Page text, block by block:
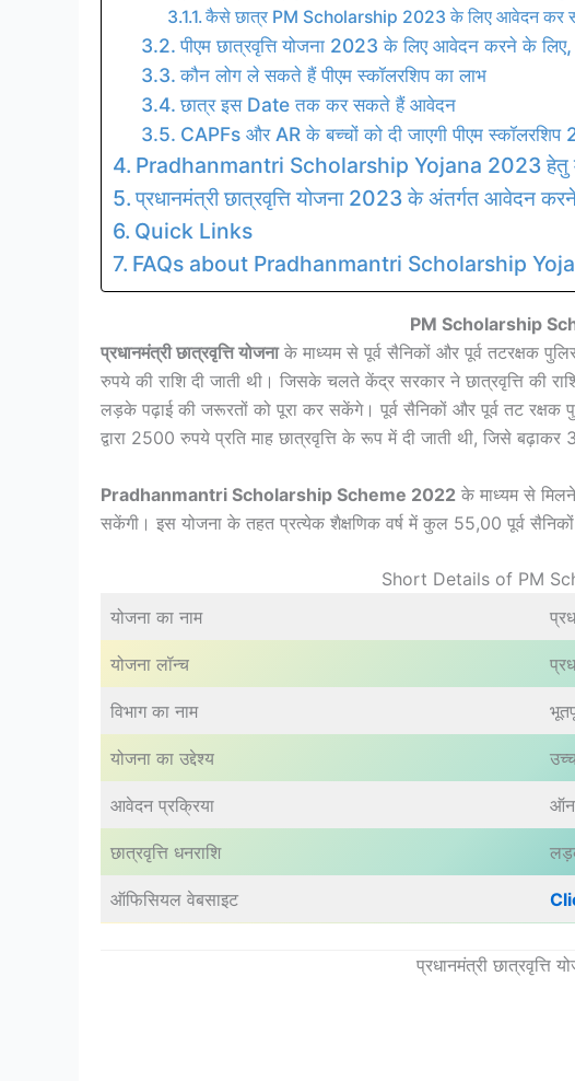
कैसे छात्र PM Scholarship 2023 के लिए आवेदन कर
पीएम छात्रवृत्ति योजना 2023 के लिए आवेदन करने के
कौन लोग ले सकते हैं पीएम स्कॉलरशिप का लाभ
छात्र इस Date तक कर सकते हैं आवेदन
CAPFs और AR के बच्चों को दी जाएगी पीएम स्कॉलरशिप
Pradhanmantri Scholarship Yojana 2023 हेतु
प्रधानमंत्री छात्रवृत्ति योजना 2023 के अंतर्गत आवेदन
Quick Links
FAQs about Pradhanmantri Scholarship
PM Scholarship
प्रधानमंत्री छात्रवृत्ति योजनाके माध्यम से पूर्व सैनिकों और पूर्व तटरक्षक
रुपये की राशि दी जाती थी। जिसके चलते केंद्र सरकार ने छात्रवृत्ति की
लड़के पढ़ाई की जरूरतों को पूरा कर सकेंगे। पूर्व सैनिकों और पूर्व तट रक्षक
द्वारा 2500 रुपये प्रति माह छात्रवृत्ति के रूप में दी जाती थी, जिसे बढ़ाकर
Pradhanmantri Scholarship Scheme 2022 के माध्यम से
सकेंगी। इस योजना के तहत प्रत्येक शैक्षणिक वर्ष में कुल 55,00 पूर्व सैनिकों
Short Details of PM
योजना का नाम
योजना लॉन्च
विभाग का नाम
योजना का उद्देश्य
आवेदन प्रक्रिया
छात्रवृत्ति धनराशि
ऑफिसियल वेबसाइट
प्रधानमंत्री छात्रवृत्ति